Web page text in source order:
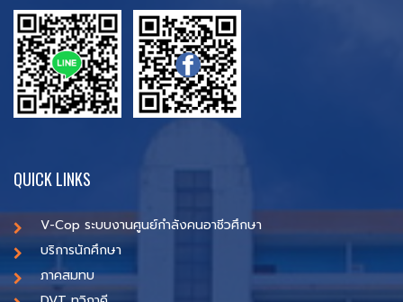
QUICK LINKS
V-Cop ระบบงานศูนย์กำลังคนอาชีวศึกษา
บริการนักศึกษา
ภาคสมทบ